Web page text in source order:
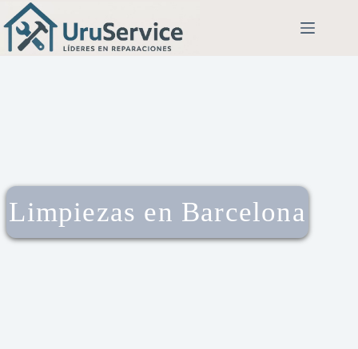
Limpiezas en Barcelona